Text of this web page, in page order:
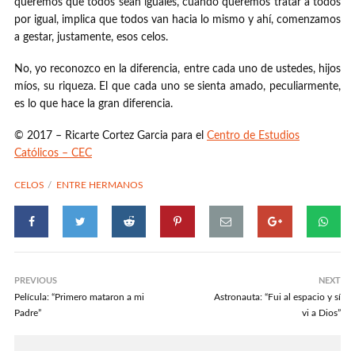
queremos que todos sean iguales, cuando queremos tratar a todos
por igual, implica que todos van hacia lo mismo y ahí, comenzamos
a gestar, justamente, esos celos.
No, yo reconozco en la diferencia, entre cada uno de ustedes, hijos
míos, su riqueza. El que cada uno se sienta amado, peculiarmente,
es lo que hace la gran diferencia.
© 2017 – Ricarte Cortez Garcia para el Centro de Estudios
Católicos – CEC
CELOS ENTRE HERMANOS
PREVIOUS
Película: “Primero mataron a mi
Padre”
NEXT
Astronauta: “Fui al espacio y sí
vi a Dios”